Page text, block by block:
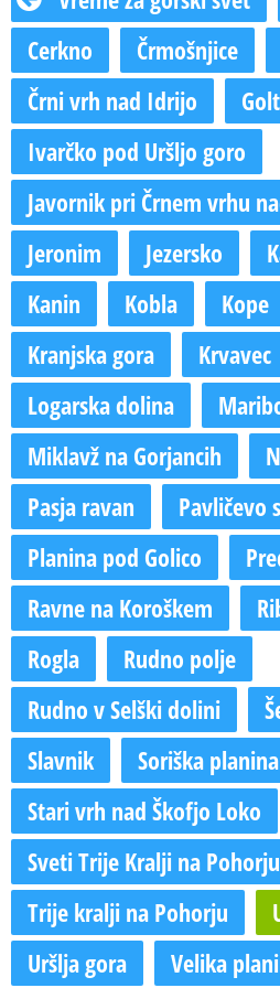
Cerkno
Črmošnjice
Črni vrh nad Idrijo
Ivarčko pod Uršljo goro
Javornik pri Črnem vrhu
Jeronim
Jezersko
Kanin
Kobla Kope
Kranjska gora
Krvavec
Logarska dolina
Miklavž na Gorjancih
Pasja ravan
Pavličevo
Planina pod Golico
Ravne na Koroškem
Rogla
Rudno polje
Rudno v Selški dolini
Slavnik
Soriška planina
Stari vrh nad Škofjo Loko
Sveti Trije Kralji na Pohorju
Trije kralji na Pohorju
Uršlja gora
Velika